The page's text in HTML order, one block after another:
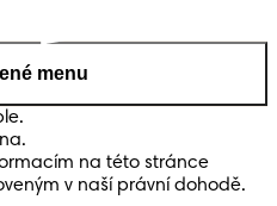
menu
na této stránce
v naší právní dohodě.